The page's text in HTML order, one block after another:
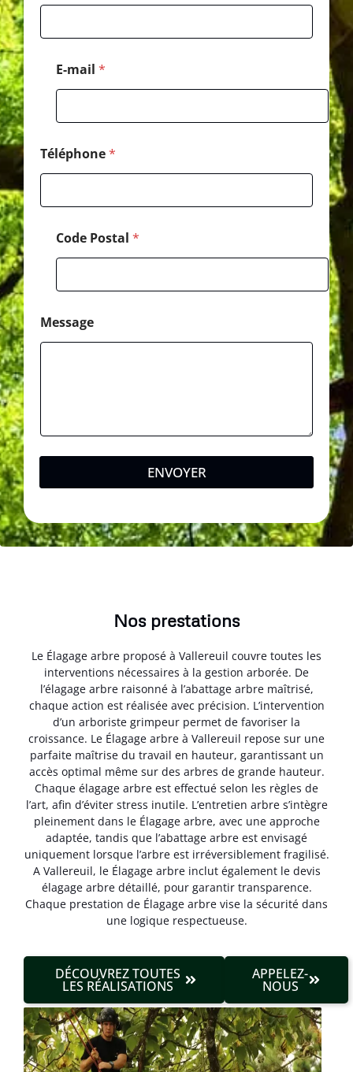
E-mail *
Téléphone*
l
*
P
o
s
t
a
l
Code Postal *
Message
ENVOYER
Nos prestations
Le Élagage arbre proposé à Vallereuil couvre toutes les
interventions nécessaires à la gestion arborée. De
l’élagage arbre raisonné à l’abattage arbre maîtrisé,
chaque action est réalisée avec précision. L’intervention
d’un arboriste grimpeur permet de favoriser la
croissance. Le Élagage arbre à Vallereuil repose sur une
parfaite maîtrise du travail en hauteur, garantissant un
accès optimal même sur des arbres de grande hauteur.
Chaque élagage arbre est effectué selon les règles de
l’art, afin d’éviter stress inutile. L’entretien arbre s’intègre
pleinement dans le Élagage arbre, avec une approche
adaptée, tandis que l’abattage arbre est envisagé
uniquement lorsque l’arbre est irréversible­ment fragilisé.
A Vallereuil, le Élagage arbre inclut également le devis
élagage arbre détaillé, pour garantir transparence.
Chaque prestation de Élagage arbre vise la sécurité dans
une logique respectueuse.
DÉCOUVREZ TOUTES
LES RÉALISATIONS
APPELEZ-
NOUS